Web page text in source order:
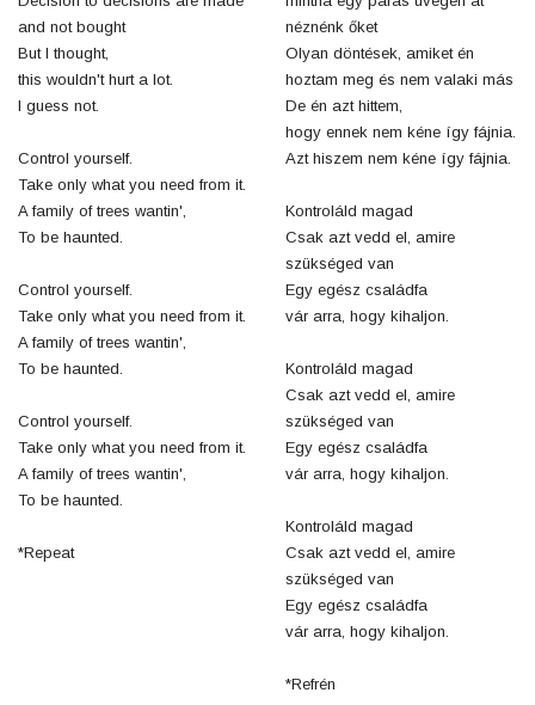
and not bought
But I thought,
this wouldn't hurt a lot.
I guess not.
Control yourself.
Take only what you need from it.
A family of trees wantin',
To be haunted.
Control yourself.
Take only what you need from it.
A family of trees wantin',
To be haunted.
Control yourself.
Take only what you need from it.
A family of trees wantin',
To be haunted.
*Repeat
néznénk őket
Olyan döntések, amiket én
hoztam meg és nem valaki más
De én azt hittem,
hogy ennek nem kéne így fájnia.
Azt hiszem nem kéne így fájnia.
Kontroláld magad
Csak azt vedd el, amire
szükséged van
Egy egész családfa
vár arra, hogy kihaljon.
Kontroláld magad
Csak azt vedd el, amire
szükséged van
Egy egész családfa
vár arra, hogy kihaljon.
Kontroláld magad
Csak azt vedd el, amire
szükséged van
Egy egész családfa
vár arra, hogy kihaljon.
*Refrén